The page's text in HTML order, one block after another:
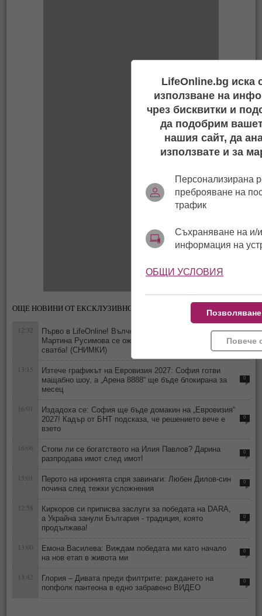
ОЩЕ НОВИНИ ОТ ЕКСКЛУЗИВНО
12:32
Първо в LifeOnline! Вълчо Арабаджиев Младши и
Мартина Русимова сe oжениха на скромна плажна
сватба! (СНИМКИ)
0
13:15
Изтече графикът на Евровизия 2027: София готви
мащабно шоу, а „Арена 8888“ ще бъде блокирана за
месец
0
16:01
Издадоха се: София ще бъде домакин на „Евровизия“
2027! Кадър от БНТ подсказа, че решението вече е
взето
0
16:06
Стопи ли се богатството на Илия Павлов? Дарина
разпродава имот след имот!
0
15:01
Перото на иронията спря завинаги: Любен Дилов-син
почина след тежки усложнения
0
12:58
Киркоров си приписва заслуги за победата на DARA,
а Украйна занули България - традиция, която
продължава!
0
13:00
Емона Василева: Виждам победата ми като начало
на нов етап в живота ми
0
13:42
Глория – Дивата преди филтрите: раждането на
попфолк пантеона в едно забравено ВИДЕО
0
LifeOnline.bg иска
използване на
чрез бисквитки и
да подобрим
нашия сайт, да
използвате и за
Персонализирана
преброяване на
трафик
Съхраняване на и/
информация на
ОБЩИ УСЛОВИЯ
Повече